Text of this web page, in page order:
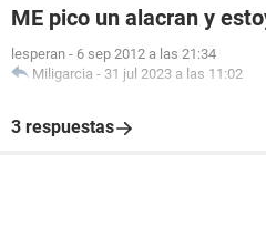
ME pico un alacran y
lesperan - 6 sep 2012 a las 21:34
Miligarcia - 31 jul 2023 a las 11:02
3 respuestas